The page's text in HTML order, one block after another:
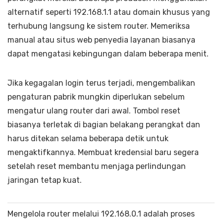
alternatif seperti 192.168.1.1 atau domain khusus yang
terhubung langsung ke sistem router. Memeriksa
manual atau situs web penyedia layanan biasanya
dapat mengatasi kebingungan dalam beberapa menit.
Jika kegagalan login terus terjadi, mengembalikan
pengaturan pabrik mungkin diperlukan sebelum
mengatur ulang router dari awal. Tombol reset
biasanya terletak di bagian belakang perangkat dan
harus ditekan selama beberapa detik untuk
mengaktifkannya. Membuat kredensial baru segera
setelah reset membantu menjaga perlindungan
jaringan tetap kuat.
Mengelola router melalui 192.168.0.1 adalah proses